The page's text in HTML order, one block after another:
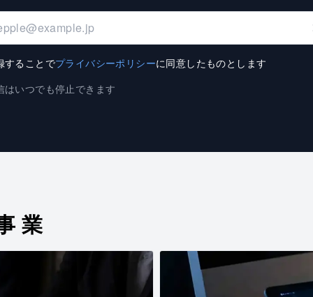
することでプライバシーポリシーに同意したものとします
はいつでも停止できます
業